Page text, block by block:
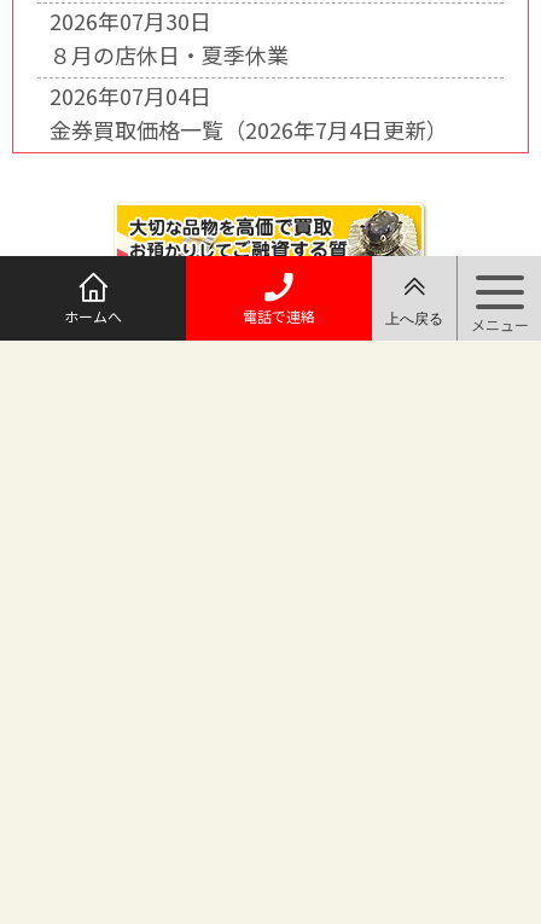
2026年07月30日
８月の店休日・夏季休業
2026年07月04日
金券買取価格一覧（2026年7月4日更新）
ホームへ 電話で連絡